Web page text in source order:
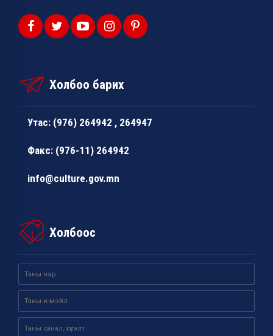
Холбоо барих
Утас: (976) 264942 , 264947
Факс: (976-11) 264942
info@culture.gov.mn
Холбоос